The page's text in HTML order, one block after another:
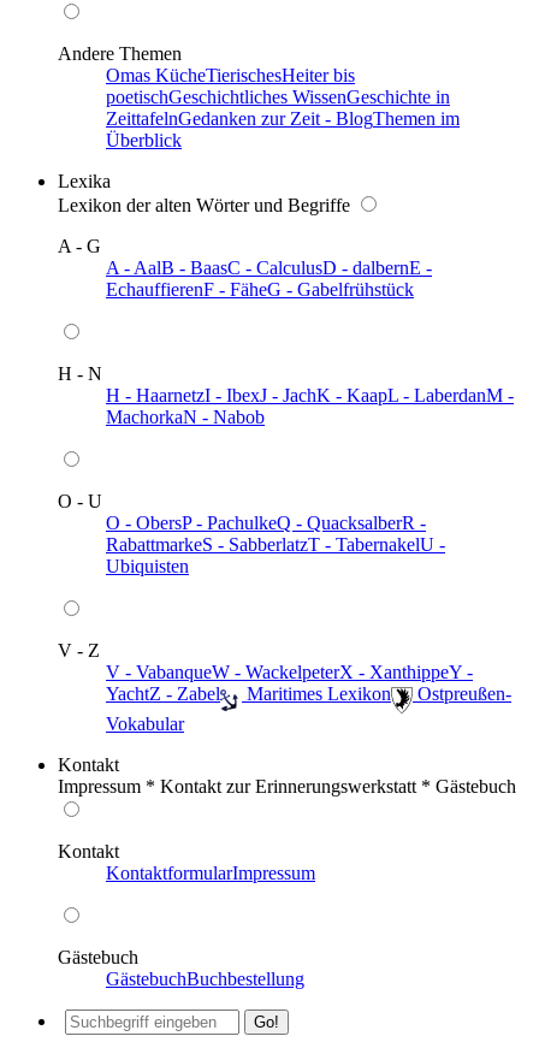
Andere Themen
Omas KücheTierischesHeiter bis
poetischGeschichtliches WissenGeschichte in
ZeittafelnGedanken zur Zeit - BlogThemen im
Überblick
Lexika
Lexikon der alten Wörter und Begriffe
A - G
A - AalB - BaasC - CalculusD - dalbernE -
EchauffierenF - FäheG - Gabelfrühstück
H - N
H - HaarnetzI - IbexJ - JachK - KaapL - LaberdanM -
MachorkaN - Nabob
O - U
O - ObersP - PachulkeQ - QuacksalberR -
RabattmarkeS - SabberlatzT - TabernakelU -
Ubiquisten
V - Z
V - VabanqueW - WackelpeterX - XanthippeY -
YachtZ - Zabel ️ Maritimes Lexikon
️ Ostpreußen-
Vokabular
Kontakt
Impressum * Kontakt zur Erinnerungswerkstatt * Gästebuch
Kontakt
KontaktformularImpressum
Gästebuch
GästebuchBuchbestellung